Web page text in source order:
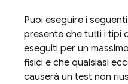
Puoi eseguire i
presente che tutti i tipi
eseguiti per un
fisici e che qualsiasi
causerà un test non